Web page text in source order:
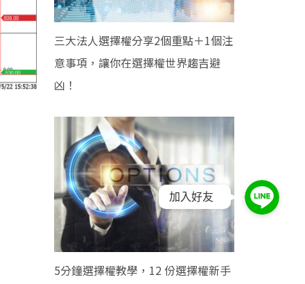
三大法人選擇權分享2個重點＋1個注
意事項，讓你在選擇權世界趨吉避
凶！
5分鐘選擇權教學，12 份選擇權新手
加入好友